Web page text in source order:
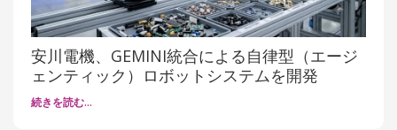
安川電機、GEMINI統合による自律型（エージ
ェンティック）ロボットシステムを開発
続きを読む…